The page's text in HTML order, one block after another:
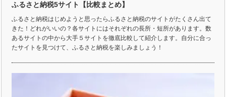
ふるさと納税5サイト【比較まとめ】
ふるさと納税はじめようと思ったらふるさと納税のサイトがたくさん出て
きた！どれがいいの？各サイトにはそれぞれの長所・短所があります。数
あるサイトの中から大手５サイトを徹底比較して紹介します。自分に合っ
たサイトを見つけて、ふるさと納税を楽しみましょう！